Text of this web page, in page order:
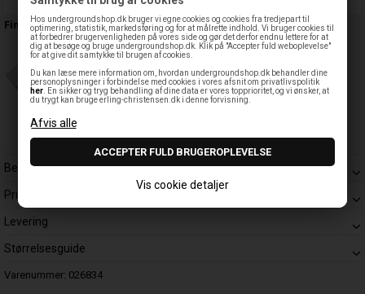
Hos undergroundshop.dk bruger vi egne cookies og cookies fra tredjepart til
optimering, statistik, markedsføring og for at målrette indhold. Vi bruger cookies til
at forbedrer brugervenligheden på vores side og gør det derfor endnu lettere for at
dig at besøge og bruge undergroundshop.dk. Klik på "Accepter fuld weboplevelse"
for at give dit samtykke til brugen af cookies.
Du kan læse mere information om, hvordan undergroundshop.dk behandler dine
personoplysninger i forbindelse med cookies i vores afsnit om privatlivspolitik
her . En sikker og tryg behandling af dine data er vores topprioritet, og vi ønsker, at
du trygt kan bruge erling-christensen.dk i denne forvisning.
Vis cookie detaljer
Findes også:
Beskrivelse
Prisgaranti
Levering
Størrelsesguide
Varenummer: 026834